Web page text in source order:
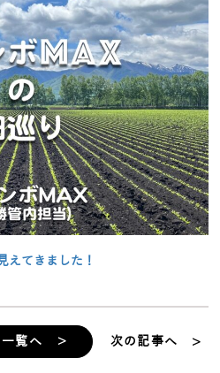
えてきました！
一覧へ ＞ 次の記事へ >